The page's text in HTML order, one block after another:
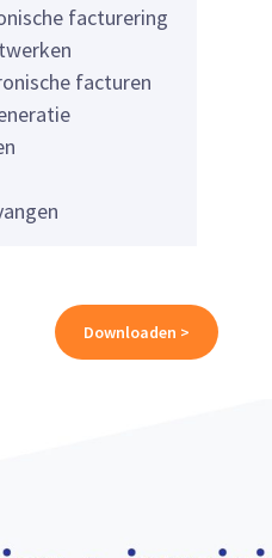
facturering
facturen
Downloaden >